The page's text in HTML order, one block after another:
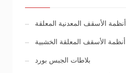
أنظمة الأسقف المعدنية المعلقة
أنظمة الأسقف المعلقة الخشبية
بلاطات الجبس بورد